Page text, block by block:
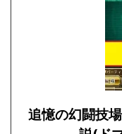
追憶の幻闘技